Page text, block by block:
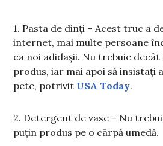
1. Pasta de dinți – Acest truc a
internet, mai multe persoane
ca noi adidașii. Nu trebuie
produs, iar mai apoi să insistați
pete, potrivit USA Today.
2. Detergent de vase – Nu
puțin produs pe o cârpă umedă.